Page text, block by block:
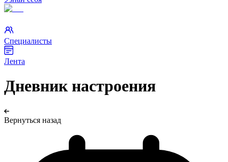
Специалисты
Лента
Дневник настроения
Вернуться назад